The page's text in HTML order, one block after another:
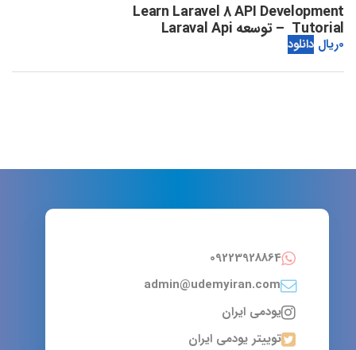
Learn Laravel 8 API Development
Tutorial – توسعه Laraval Api
0ریال دانلود
09223928864
admin@udemyiran.com
یودمی ایران
توییتر یودمی ایران